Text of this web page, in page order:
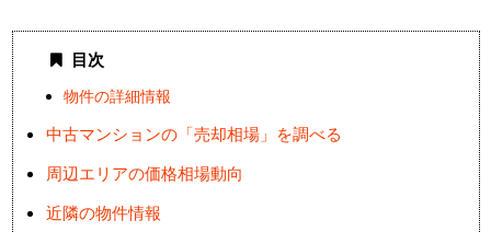
目次
物件の詳細情報
中古マンションの「売却相場」を調べる
周辺エリアの価格相場動向
近隣の物件情報